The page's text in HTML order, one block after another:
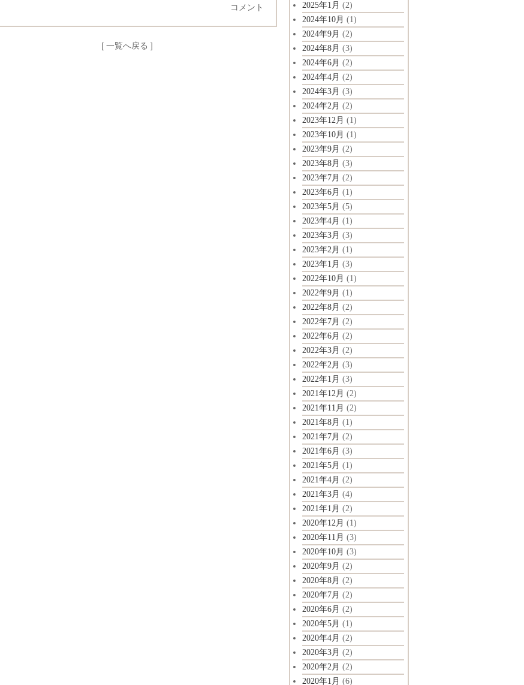
2025年1月 (2)
2024年10月 (1)
2024年9月 (2)
2024年8月 (3)
2024年6月 (2)
2024年4月 (2)
2024年3月 (3)
2024年2月 (2)
2023年12月 (1)
2023年10月 (1)
2023年9月 (2)
2023年8月 (3)
2023年7月 (2)
2023年6月 (1)
2023年5月 (5)
2023年4月 (1)
2023年3月 (3)
2023年2月 (1)
2023年1月 (3)
2022年10月 (1)
2022年9月 (1)
2022年8月 (2)
2022年7月 (2)
2022年6月 (2)
2022年3月 (2)
2022年2月 (3)
2022年1月 (3)
2021年12月 (2)
2021年11月 (2)
2021年8月 (1)
2021年7月 (2)
2021年6月 (3)
2021年5月 (1)
2021年4月 (2)
2021年3月 (4)
2021年1月 (2)
2020年12月 (1)
2020年11月 (3)
2020年10月 (3)
2020年9月 (2)
2020年8月 (2)
2020年7月 (2)
2020年6月 (2)
2020年5月 (1)
2020年4月 (2)
2020年3月 (2)
2020年2月 (2)
2020年1月 (6)
コメント
[ 一覧へ戻る ]